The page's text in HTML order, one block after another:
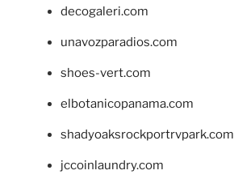
decogaleri.com
unavozparadios.com
shoes-vert.com
elbotanicopanama.com
shadyoaksrockportrvpark.com
jccoinlaundry.com